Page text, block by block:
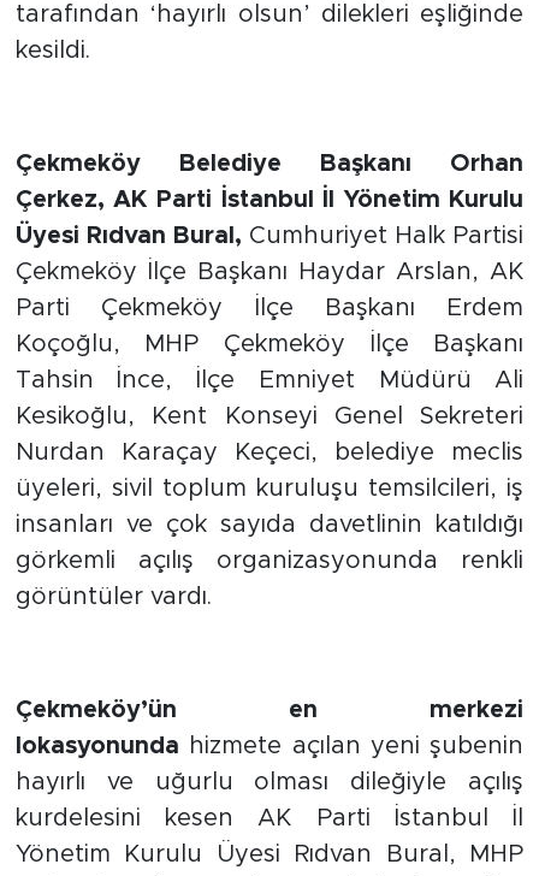
tarafından ‘hayırlı olsun’ dilekleri eşliğinde
kesildi.
Çekmeköy Belediye Başkanı Orhan
Çerkez, AK Parti İstanbul İl Yönetim Kurulu
Üyesi Rıdvan Bural, Cumhuriyet Halk Partisi
Çekmeköy İlçe Başkanı Haydar Arslan, AK
Parti Çekmeköy İlçe Başkanı Erdem
Koçoğlu, MHP Çekmeköy İlçe Başkanı
Tahsin İnce, İlçe Emniyet Müdürü Ali
Kesikoğlu, Kent Konseyi Genel Sekreteri
Nurdan Karaçay Keçeci, belediye meclis
üyeleri, sivil toplum kuruluşu temsilcileri, iş
insanları ve çok sayıda davetlinin katıldığı
görkemli açılış organizasyonunda renkli
görüntüler vardı.
Çekmeköy’ün en merkezi
lokasyonunda hizmete açılan yeni şubenin
hayırlı ve uğurlu olması dileğiyle açılış
kurdelesini kesen AK Parti İstanbul İl
Yönetim Kurulu Üyesi Rıdvan Bural, MHP